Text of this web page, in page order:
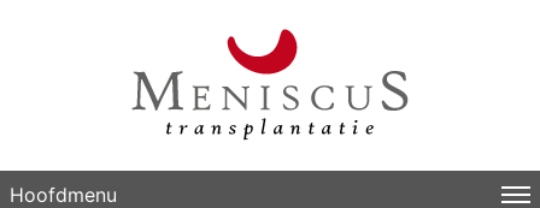
Hoofdmenu